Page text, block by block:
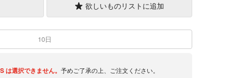
欲しいものリストに追加
10日
は選択できません。 予めご了承の上、ご注文ください。